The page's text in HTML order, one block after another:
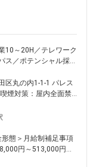
10～20H／テレワーク
ス／ポテンシャル採用
グローバル報酬） ミ
度を設計・運用し、競
。 主な担当業務： ・
キングのデータ収集・
ィング（等級整備）
酬戦略の企画やグロ
区丸の内1-1-1 パレス
煙対策：屋内全面禁
モートワーク含む）
態＞月給制補足事項
円～513,000円＜